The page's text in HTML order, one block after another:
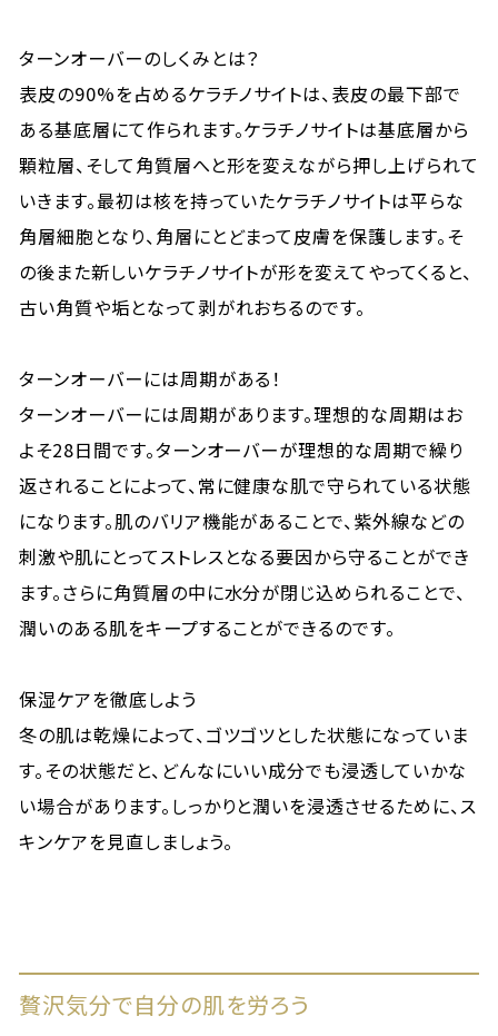
ターンオーバーのしくみとは？
表皮の90%を占めるケラチノサイトは、表皮の最下部で
ある基底層にて作られます。ケラチノサイトは基底層から
顆粒層、そして角質層へと形を変えながら押し上げられて
いきます。最初は核を持っていたケラチノサイトは平らな
角層細胞となり、角層にとどまって皮膚を保護します。そ
の後また新しいケラチノサイトが形を変えてやってくると、
古い角質や垢となって剥がれおちるのです。
ターンオーバーには周期がある！
ターンオーバーには周期があります。理想的な周期はお
よそ28日間です。ターンオーバーが理想的な周期で繰り
返されることによって、常に健康な肌で守られている状態
になります。肌のバリア機能があることで、紫外線などの
刺激や肌にとってストレスとなる要因から守ることができ
ます。さらに角質層の中に水分が閉じ込められることで、
潤いのある肌をキープすることができるのです。
保湿ケアを徹底しよう
冬の肌は乾燥によって、ゴツゴツとした状態になっていま
す。その状態だと、どんなにいい成分でも浸透していかな
い場合があります。しっかりと潤いを浸透させるために、ス
キンケアを見直しましょう。
贅沢気分で自分の肌を労ろう